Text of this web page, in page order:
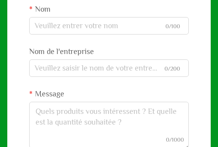
Nom
0/100
Nom de l'entreprise
0/200
Message
0/1000